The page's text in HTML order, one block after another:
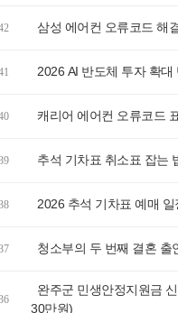
삼성 에어컨 오류코드 해
2026 AI 반도체 투자 확
캐리어 에어컨 오류코드
추석 기차표 취소표 잡는
2026 추석 기차표 예매
청소부의 두 번째 결혼 출
완주군 민생안정지원금
30만원)